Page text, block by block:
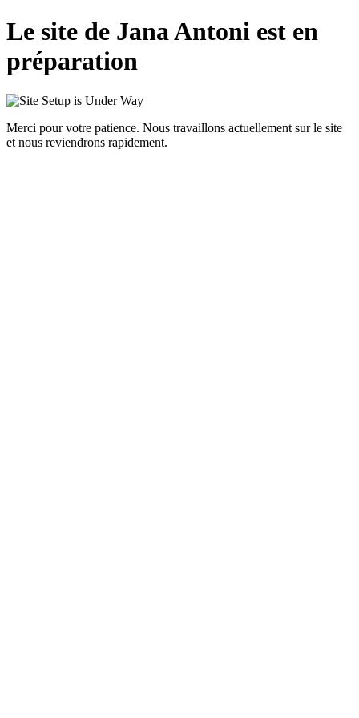
Le site de Jana Antoni est en
préparation
Merci pour votre patience. Nous travaillons actuellement sur le site
et nous reviendrons rapidement.